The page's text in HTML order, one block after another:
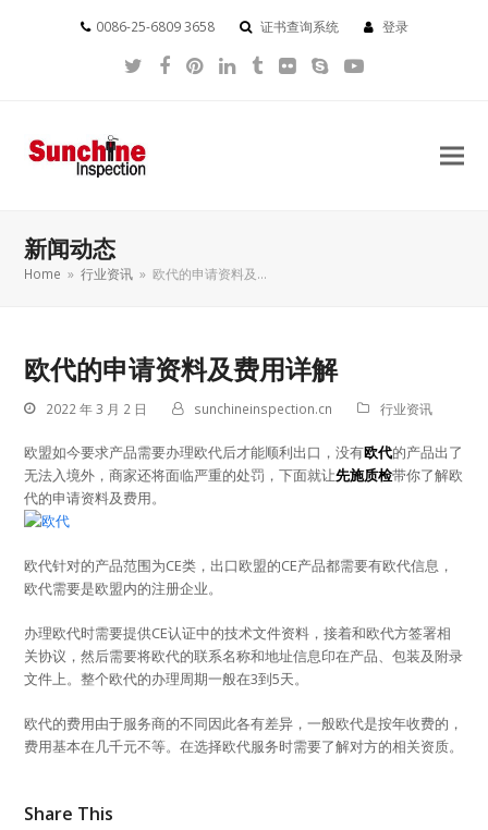
0086-25-6809 3658 证书查询系统 登录
Twitter
Facebook
Pinterest
LinkedIn
Tumblr
FlickrSkypeYouTube
新闻动态
Home » 行业资讯 » 欧代的申请资料及…
欧代的申请资料及费用详解
2022 年 3 月 2 日 sunchineinspection.cn 行业资讯
欧盟如今要求产品需要办理欧代后才能顺利出口，没有欧代的产品出了
无法入境外，商家还将面临严重的处罚，下面就让先施质检带你了解欧
代的申请资料及费用。
欧代针对的产品范围为CE类，出口欧盟的CE产品都需要有欧代信息，
欧代需要是欧盟内的注册企业。
办理欧代时需要提供CE认证中的技术文件资料，接着和欧代方签署相
关协议，然后需要将欧代的联系名称和地址信息印在产品、包装及附录
文件上。整个欧代的办理周期一般在3到5天。
欧代的费用由于服务商的不同因此各有差异，一般欧代是按年收费的，
费用基本在几千元不等。在选择欧代服务时需要了解对方的相关资质。
Share This